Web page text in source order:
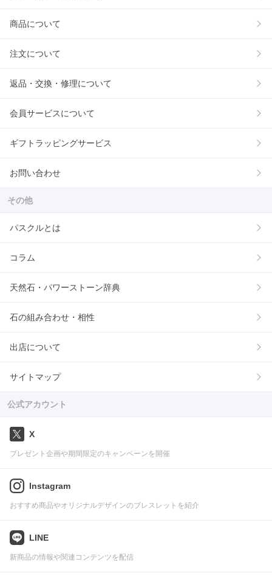
商品について
注文について
返品・交換・修理について
会員サービスについて
ギフトラッピングサービス
お問い合わせ
その他
パスクルとは
コラム
天然石・パワーストーン辞典
石の組み合わせ・相性
出店について
サイトマップ
公式アカウント
X
プレゼント企画や期間限定のキャンペーンを開催
Instagram
おすすめ商品やオリジナルデザインのブレスレットを紹介
LINE
新商品の情報や関連コンテンツを配信